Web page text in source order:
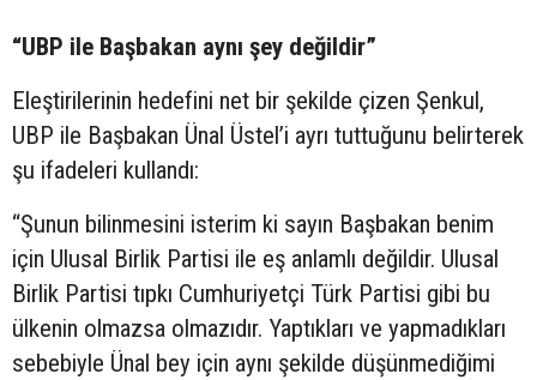
“UBP ile Başbakan aynı şey değildir”
Eleştirilerinin hedefini net bir şekilde çizen Şenkul,
UBP ile Başbakan Ünal Üstel’i ayrı tuttuğunu belirterek
şu ifadeleri kullandı:
“Şunun bilinmesini isterim ki sayın Başbakan benim
için Ulusal Birlik Partisi ile eş anlamlı değildir. Ulusal
Birlik Partisi tıpkı Cumhuriyetçi Türk Partisi gibi bu
ülkenin olmazsa olmazıdır. Yaptıkları ve yapmadıkları
sebebiyle Ünal bey için aynı şekilde düşünmediğimi